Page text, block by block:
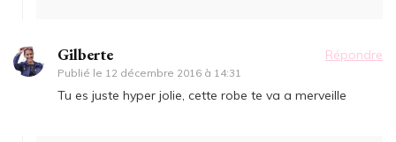
Gilberte
Publié le 12 décembre 2016 à 14:31
Répondre
Tu es juste hyper jolie, cette robe te va a merveille